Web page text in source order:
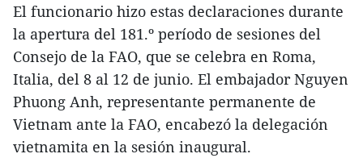
El funcionario hizo estas declaraciones durante
la apertura del 181.º período de sesiones del
Consejo de la FAO, que se celebra en Roma,
Italia, del 8 al 12 de junio. El embajador Nguyen
Phuong Anh, representante permanente de
Vietnam ante la FAO, encabezó la delegación
vietnamita en la sesión inaugural.